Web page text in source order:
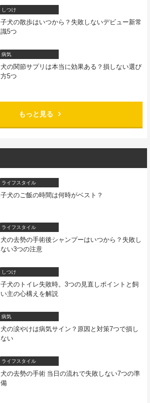
しつけ
子犬の散歩はいつから？失敗しないデビュー新常
識5つ
病気
犬の関節サプリは本当に効果ある？損しない選び
方5つ
もっと見る
ライフスタイル
子犬のご飯の時間は何時がベスト？
ライフスタイル
犬の去勢の手術後シャンプーはいつから？失敗し
ない3つの注意
しつけ
子犬のトイレ失敗時。3つの見直しポイントと飼
い主の心構えを解説
病気
犬の涙やけは病気サイン？原因と対策7つで損し
ない
ライフスタイル
犬の去勢の手術 当日の流れで失敗しない7つの準
備